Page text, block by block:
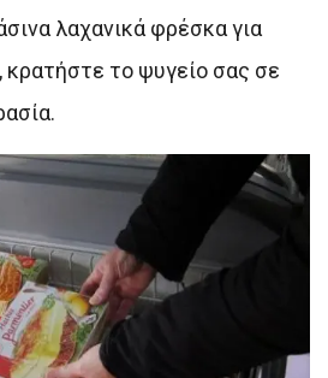
λαχανικά φρέσκα για
κρατήστε το ψυγείο σας σε